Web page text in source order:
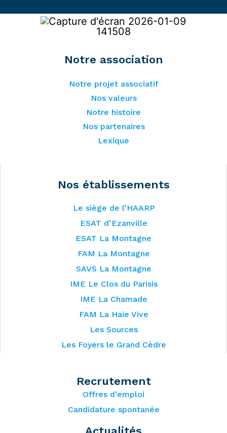
Notre association
Notre projet associatif
Nos valeurs
Notre histoire
Nos partenaires
Lexique
Nos établissements
Le siège de l’HAARP
ESAT d’Ezanville
ESAT La Montagne
FAM La Montagne
SAVS La Montagne
IME Le Clos du Parisis
IME La Chamade
FAM La Haie Vive
Les Sources
Les Foyers le Grand Cèdre
Recrutement
Offres d’emploi
Candidature spontanée